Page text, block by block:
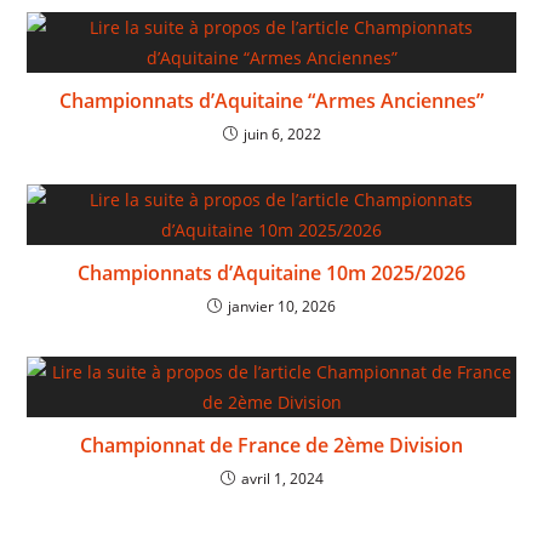
Championnats d’Aquitaine “Armes Anciennes”
juin 6, 2022
Championnats d’Aquitaine 10m 2025/2026
janvier 10, 2026
Championnat de France de 2ème Division
avril 1, 2024